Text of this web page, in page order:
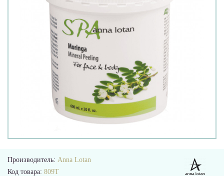
Производитель: Anna Lotan
Код товара: 809T